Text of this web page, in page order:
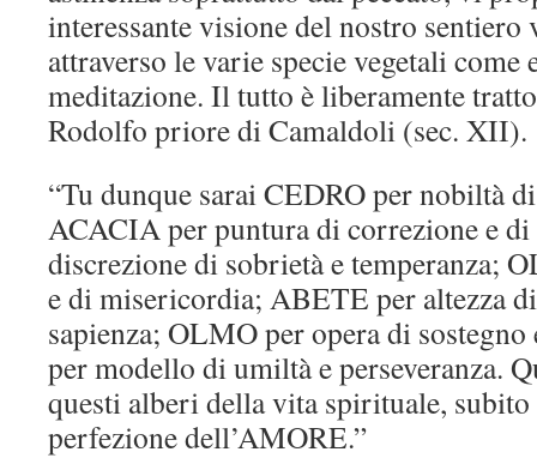
interessante visione del nostro sentiero
attraverso le varie specie vegetali come
meditazione. Il tutto è liberamente
Rodolfo priore di Camaldoli (sec. XII).
“Tu dunque sarai CEDRO per nobiltà
ACACIA per puntura di correzione e
discrezione di sobrietà e temperanza;
e di misericordia; ABETE per altezza
sapienza; OLMO per opera di sostegno
per modello di umiltà e perseveranza.
questi alberi della vita spirituale,
perfezione dell’AMORE.”